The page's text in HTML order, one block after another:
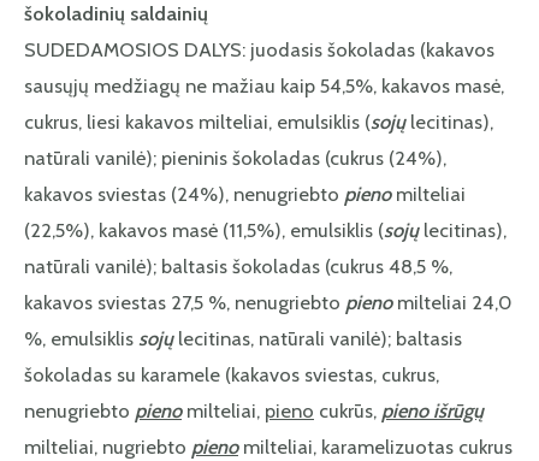
šokoladinių saldainių
SUDEDAMOSIOS DALYS: juodasis šokoladas (kakavos
sausųjų medžiagų ne mažiau kaip 54,5%, kakavos masė,
cukrus, liesi kakavos milteliai, emulsiklis (sojųlecitinas),
natūrali vanilė); pieninis šokoladas (cukrus (24%),
kakavos sviestas (24%), nenugriebto pienomilteliai
(22,5%), kakavos masė (11,5%), emulsiklis (sojųlecitinas),
natūrali vanilė); baltasis šokoladas (cukrus 48,5 %,
kakavos sviestas 27,5 %, nenugriebto pienomilteliai 24,0
%, emulsiklis sojųlecitinas, natūrali vanilė); baltasis
šokoladas su karamele (kakavos sviestas, cukrus,
nenugriebto pienomilteliai, pieno cukrūs, pieno išrūgų
milteliai, nugriebto pienomilteliai, karamelizuotas cukrus